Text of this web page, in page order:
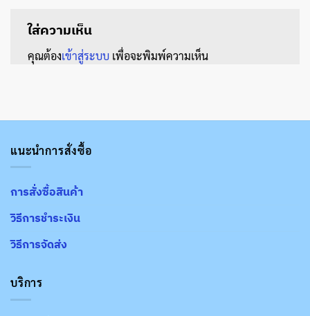
ใส่ความเห็น
คุณต้องเข้าสู่ระบบ เพื่อจะพิมพ์ความเห็น
แนะนำการสั่งซื้อ
การสั่งซื้อสินค้า
วิธีการชำระเงิน
วิธีการจัดส่ง
บริการ